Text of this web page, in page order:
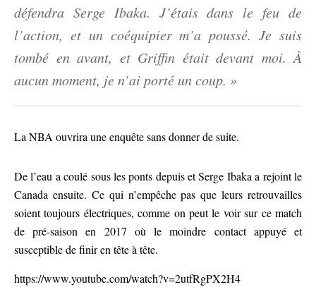
défendra Serge Ibaka. J’étais dans le feu de
l’action, et un coéquipier m’a poussé. Je suis
tombé en avant, et Griffin était devant moi. À
aucun moment, je n’ai porté un coup. »
La NBA ouvrira une enquête sans donner de suite.
De l’eau a coulé sous les ponts depuis et Serge Ibaka a rejoint le
Canada ensuite. Ce qui n’empêche pas que leurs retrouvailles
soient toujours électriques, comme on peut le voir sur ce match
de pré-saison en 2017 où le moindre contact appuyé et
susceptible de finir en tête à tête.
https://www.youtube.com/watch?v=2utfRgPX2H4